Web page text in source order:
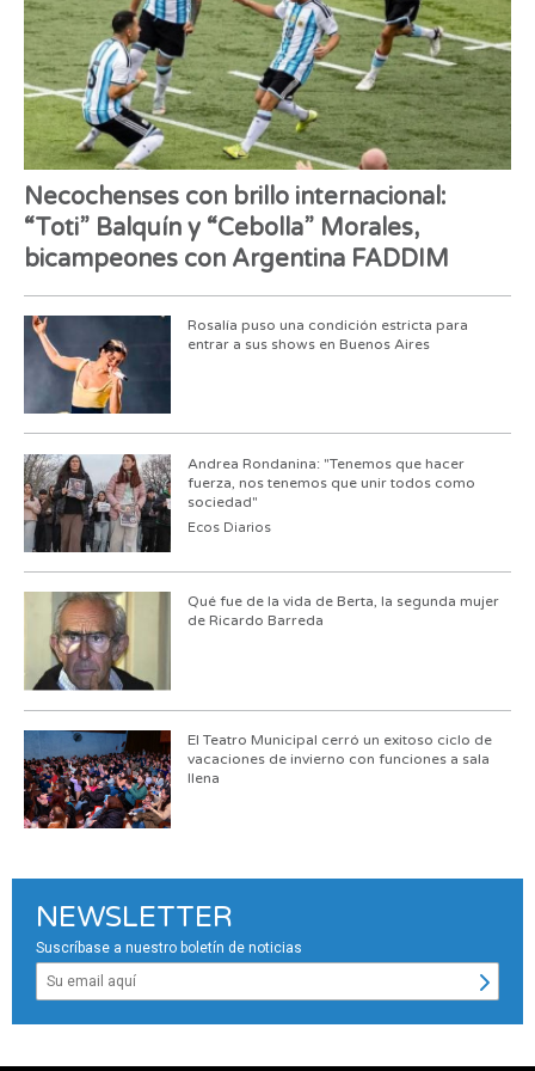
Necochenses con brillo internacional:
“Toti” Balquín y “Cebolla” Morales,
bicampeones con Argentina FADDIM
Rosalía puso una condición estricta para
entrar a sus shows en Buenos Aires
Andrea Rondanina: "Tenemos que hacer
fuerza, nos tenemos que unir todos como
sociedad"
Ecos Diarios
Qué fue de la vida de Berta, la segunda mujer
de Ricardo Barreda
El Teatro Municipal cerró un exitoso ciclo de
vacaciones de invierno con funciones a sala
llena
NEWSLETTER
Suscríbase a nuestro boletín de noticias